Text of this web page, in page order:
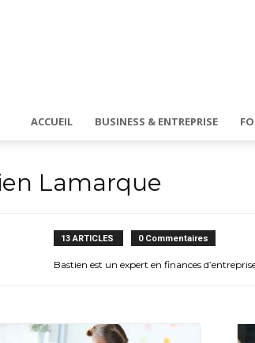
ACCUEIL BUSINESS & ENTREPRISE
Lamarque
13 ARTICLES 0 Commentaires
Bastien est un expert en finances